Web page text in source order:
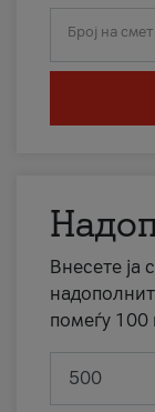
Број на
Внесете ја
помеѓу